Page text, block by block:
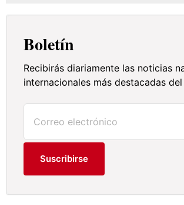
Boletín
Recibirás diariamente las noticias
internacionales más destacadas del
Suscribirse